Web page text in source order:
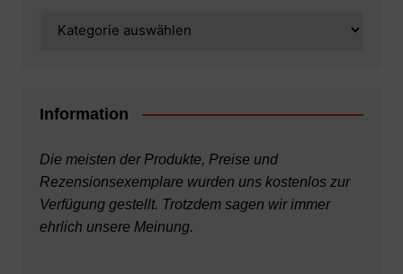
Information
Die meisten der Produkte, Preise und
Rezensionsexemplare wurden uns kostenlos zur
Verfügung gestellt. Trotzdem sagen wir immer
ehrlich unsere Meinung.